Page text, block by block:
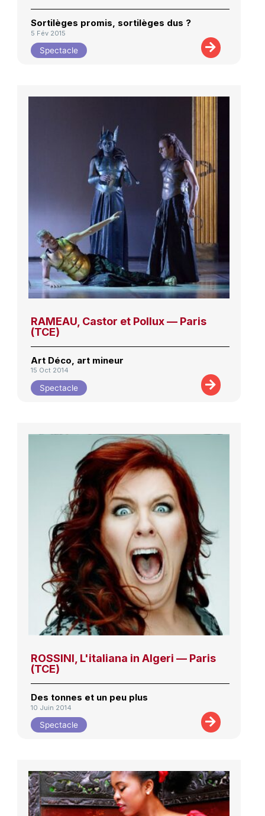
Sortilèges promis, sortilèges dus ?
5 Fév 2015
Spectacle
RAMEAU, Castor et Pollux — Paris
(TCE)
Art Déco, art mineur
15 Oct 2014
Spectacle
ROSSINI, L'italiana in Algeri — Paris
(TCE)
Des tonnes et un peu plus
10 Juin 2014
Spectacle